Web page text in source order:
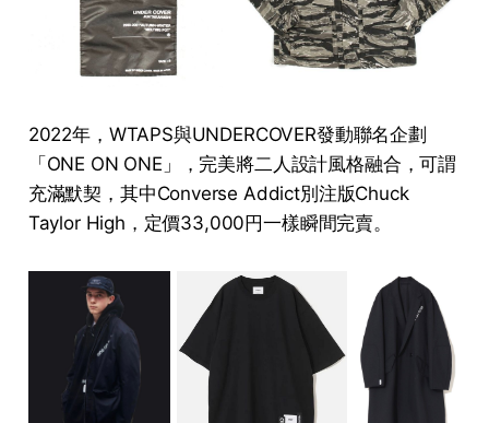
2022年，WTAPS與UNDERCOVER發動聯名企劃
「ONE ON ONE」，完美將二人設計風格融合，可謂
充滿默契，其中Converse Addict別注版Chuck
Taylor High，定價33,000円一樣瞬間完賣。